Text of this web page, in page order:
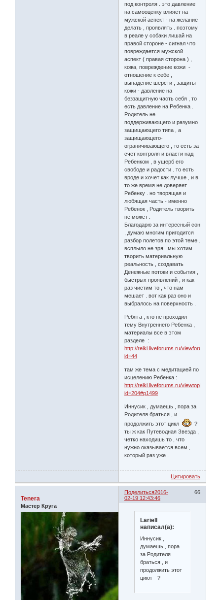
под контроля . это давление
на самооценку влияет на
мужской аспект - на желание
делать , проявлять . поэтому
в реале у собаки лишай на
правой стороне - сигнал что
повреждается мужской
аспект ( правая сторона ) ,
кожа, повреждение кожи -
отношение к себе ,
выпадение шерсти , защиты
кожи - давление на
беззащитную часть себя , то
есть давление на Ребенка .
Родитель не
поддерживающего и разумно
защищающего типа , а
защищающего-
ограничивающего , то есть за
счет контроля и власти над
Ребенком , в ущерб его
свободе и радости . то есть
вроде и хочет как лучше , и в
то же время не доверяет
Ребенку . но творящая и
любящая часть - именно
Ребенок , Родитель творить
не может .
Благодарю за интересный сон
, думаю многим пригодится
разбор полетов по этой теме .
всплыло не зря . мы хотим
творить материальную
реальность , создавать
Денежные потоки и события ,
быстрых проявлений , и как
раз чистим то , что нам
мешает . вот как раз оно и
выбралось на поверхность .
Ребята , кто не проходил
тему Внутреннего Ребенка ,
материалы все в этом
разделе :
http://reiki.liveforums.ru/viewforum.php?
id=44
там же тема с медитацией по
исцелению Ребенка :
http://reiki.liveforums.ru/viewtopic.php?
id=204#p1499
Иннусик , думаешь , пора за
Родителя браться , и
продолжить этот цикл
?
ты ж как Путеводная Звезда ,
четко находишь то , что
нужно оказывается всем ,
который раз уже .
Цитировать
Поделиться 66
2016-
02-19 12:43:46
Tenera
Мастер Круга
Lariell
написал(а):
Иннусик ,
думаешь , пора
за Родителя
браться , и
продолжить этот
цикл ?